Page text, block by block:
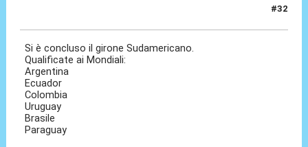
#32
Si è concluso il girone Sudamericano.
Qualificate ai Mondiali:
Argentina
Ecuador
Colombia
Uruguay
Brasile
Paraguay